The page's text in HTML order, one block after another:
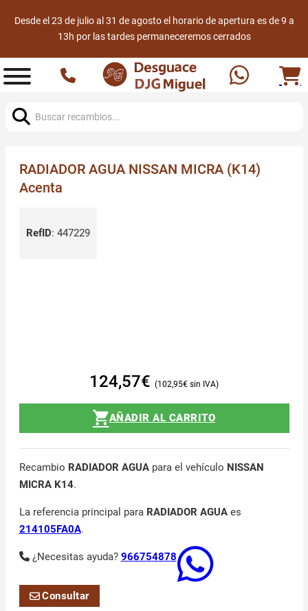
Desde el 23 de julio al 31 de agosto el horario de apertura es de 9 a
13h por las tardes permaneceremos cerrados
RADIADOR AGUA NISSAN MICRA (K14)
Acenta
RefID: 447229
124,57€ 102,95€
AÑADIR AL CARRITO
Recambio RADIADOR AGUApara el vehículo NISSAN
MICRA K14.
La referencia principal para RADIADOR AGUAes
214105FA0A.
¿Necesitas ayuda? 966754878
Consultar